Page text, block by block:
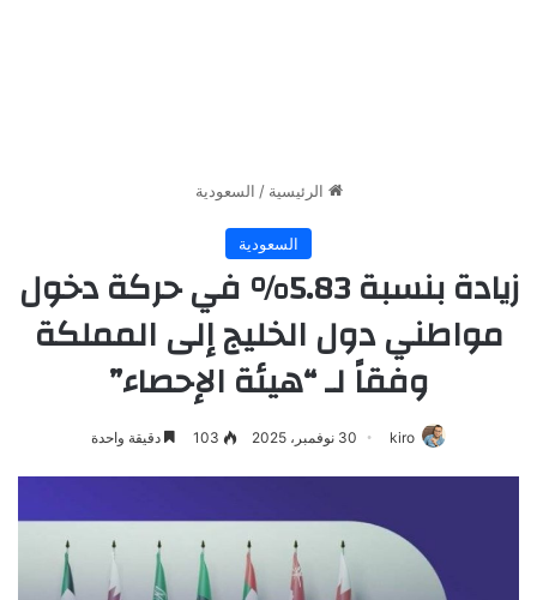
الرئيسية / السعودية
السعودية
زيادة بنسبة 5.83% في حركة دخول
مواطني دول الخليج إلى المملكة
وفقاً لـ “هيئة الإحصاء”
kiro 30 نوفمبر، 2025 103 دقيقة واحدة